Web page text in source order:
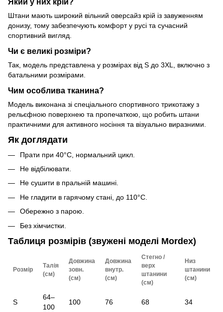
Штани мають широкий вільний оверсайз крій із завуженням
донизу, тому забезпечують комфорт у русі та сучасний
спортивний вигляд.
Чи є великі розміри?
Так, модель представлена у розмірах від S до 3XL, включно з
батальними розмірами.
Чим особлива тканина?
Модель виконана зі спеціального спортивного трикотажу з
рельєфною поверхнею та пропечаткою, що робить штани
практичними для активного носіння та візуально виразними.
Як доглядати
Прати при 40°C, нормальний цикл.
Не відбілювати.
Не сушити в пральній машині.
Не гладити в гарячому стані, до 110°C.
Обережно з парою.
Без хімчистки.
Таблиця розмірів (звужені моделі Mordex)
Розмір
Талія
(см)
Довжина
зовн.
(см)
Довжина
внутр.
(см)
Стегно /
верх
штанини
(см)
Низ
штанини
(см)
S
64–
100
100 76 68 34